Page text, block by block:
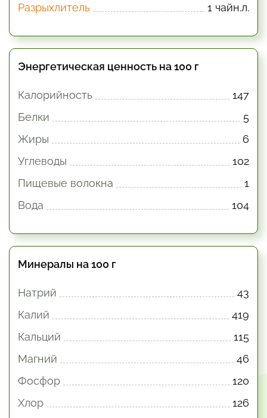
Разрыхлитель
1 чайн.л.
Энергетическая ценность на 100 г
Калорийность
147
Белки
5
Жиры
6
Углеводы
102
Пищевые волокна
1
Вода
104
Минералы на 100 г
Натрий
43
Калий
419
Кальций
115
Магний
46
Фосфор
120
Хлор
126